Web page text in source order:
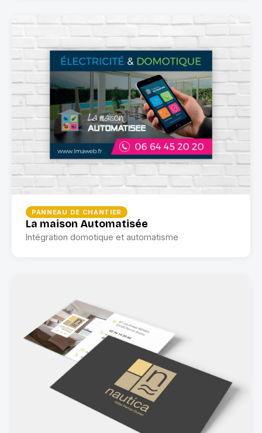
PANNEAU DE CHANTIER
La maison Automatisée
Intégration domotique et automatisme